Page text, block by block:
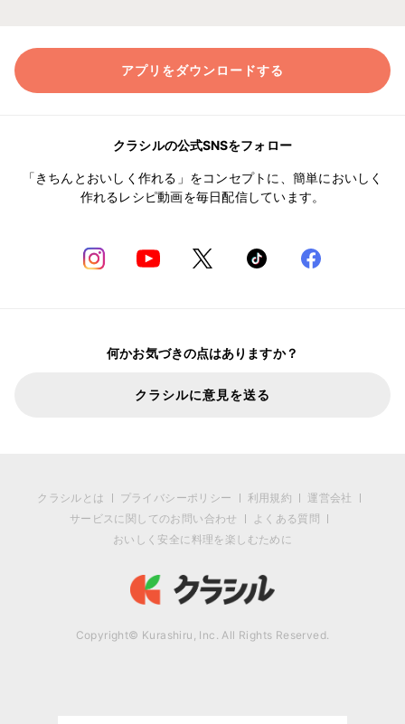
アプリをダウンロードする
クラシルの公式SNSをフォロー
「きちんとおいしく作れる」をコンセプトに、簡単においしく
作れるレシピ動画を毎日配信しています。
何かお気づきの点はありますか？
クラシルに意見を送る
クラシルとは プライバシーポリシー 利用規約
運営会社
サービスに関してのお問い合わせ
よくある質問
おいしく安全に料理を楽しむために
Copyright© Kurashiru, Inc. All Rights Reserved.